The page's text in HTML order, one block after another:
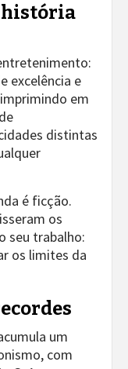
história
excelência e
em
distintas
é ficção.
os
seu trabalho:
os limites da
um
com